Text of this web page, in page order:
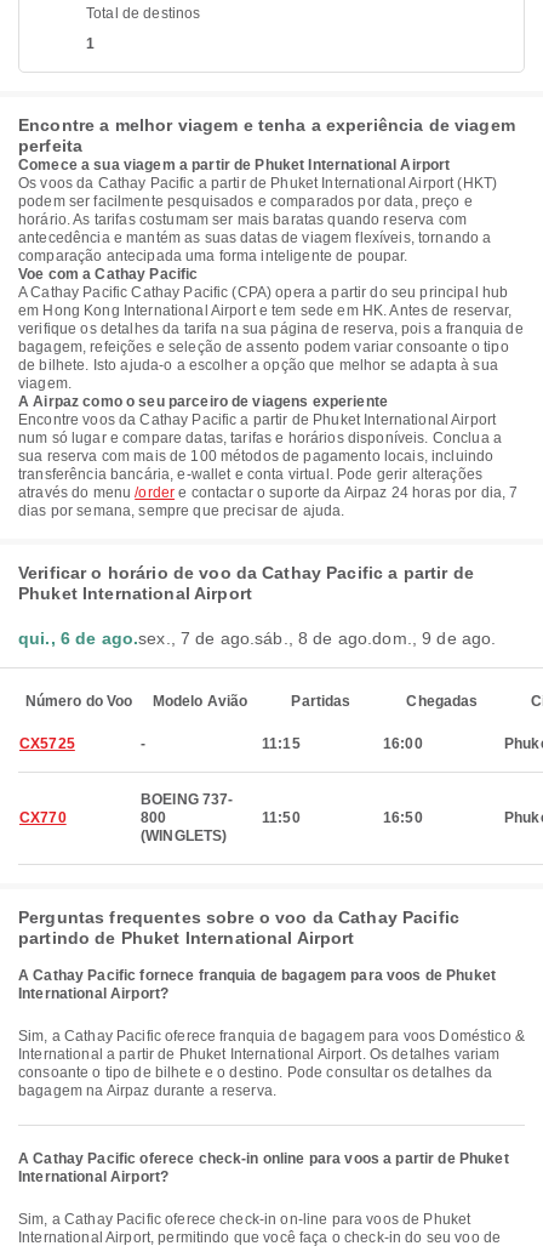
Total de destinos
1
Encontre a melhor viagem e tenha a experiência de viagem
perfeita
Comece a sua viagem a partir de Phuket International Airport
Os voos da Cathay Pacific a partir de Phuket International Airport (HKT)
podem ser facilmente pesquisados e comparados por data, preço e
horário. As tarifas costumam ser mais baratas quando reserva com
antecedência e mantém as suas datas de viagem flexíveis, tornando a
comparação antecipada uma forma inteligente de poupar.
Voe com a Cathay Pacific
A Cathay Pacific Cathay Pacific (CPA) opera a partir do seu principal hub
em Hong Kong International Airport e tem sede em HK. Antes de reservar,
verifique os detalhes da tarifa na sua página de reserva, pois a franquia de
bagagem, refeições e seleção de assento podem variar consoante o tipo
de bilhete. Isto ajuda-o a escolher a opção que melhor se adapta à sua
viagem.
A Airpaz como o seu parceiro de viagens experiente
Encontre voos da Cathay Pacific a partir de Phuket International Airport
num só lugar e compare datas, tarifas e horários disponíveis. Conclua a
sua reserva com mais de 100 métodos de pagamento locais, incluindo
transferência bancária, e-wallet e conta virtual. Pode gerir alterações
através do menu/order e contactar o suporte da Airpaz 24 horas por dia, 7
dias por semana, sempre que precisar de ajuda.
Verificar o horário de voo da Cathay Pacific a partir de
Phuket International Airport
qui., 6 de ago.sex., 7 de ago.sáb., 8 de ago.dom., 9 de ago.
Número do Voo Modelo Avião Partidas Chegadas
CX5725 - 11:15 16:00
CX770
BOEING 737-
800
(WINGLETS)
11:50 16:50
Perguntas frequentes sobre o voo da Cathay Pacific
partindo de Phuket International Airport
A Cathay Pacific fornece franquia de bagagem para voos de Phuket
International Airport?
Sim, a Cathay Pacific oferece franquia de bagagem para voos Doméstico &
International a partir de Phuket International Airport. Os detalhes variam
consoante o tipo de bilhete e o destino. Pode consultar os detalhes da
bagagem na Airpaz durante a reserva.
A Cathay Pacific oferece check-in online para voos a partir de Phuket
International Airport?
Sim, a Cathay Pacific oferece check-in on-line para voos de Phuket
International Airport, permitindo que você faça o check-in do seu voo de